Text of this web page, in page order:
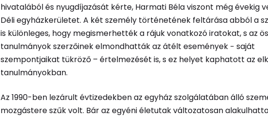
hivatalából és nyugdíjazását kérte, Harmati Béla viszont még évekig
Déli egyházkerületet. A két személy történetének feltárása abból a
is különleges, hogy megismerhették a rájuk vonatkozó iratokat, s az
tanulmányok szerzőinek elmondhatták az átélt események − saját
szempontjaikat tükröző – értelmezését is, s ez helyet kaphatott az
tanulmányokban.
Az 1990-ben lezárult évtizedekben az egyház szolgálatában álló
mozgástere szűk volt. Bár az egyéni életutak változatosan